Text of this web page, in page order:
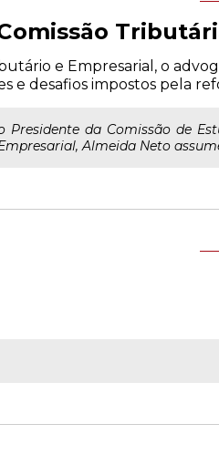
e Empresarial, o
e desafios impostos pela
da Comissão de
Almeida Neto